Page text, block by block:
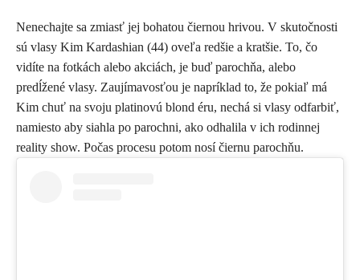
Nenechajte sa zmiasť jej bohatou čiernou hrivou. V skutočnosti
sú vlasy Kim Kardashian (44) oveľa redšie a kratšie. To, čo
vidíte na fotkách alebo akciách, je buď parochňa, alebo
predĺžené vlasy. Zaujímavosťou je napríklad to, že pokiaľ má
Kim chuť na svoju platinovú blond éru, nechá si vlasy odfarbiť,
namiesto aby siahla po parochni, ako odhalila v ich rodinnej
reality show. Počas procesu potom nosí čiernu parochňu.